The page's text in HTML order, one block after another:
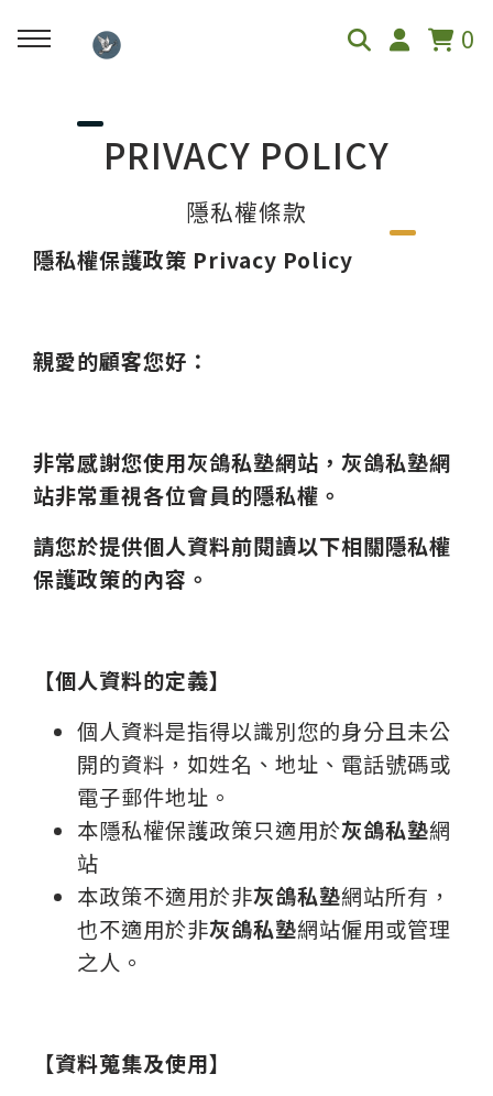
0
📓心理測驗
榮格12原型人格測驗
PRIVACY POLICY
隱私權條款
隱私權保護政策 Privacy Policy
親愛的顧客您好：
非常感謝您使用灰鴿私塾網站， 灰鴿私塾網
站非常重視各位會員的隱私權。
請您於提供個人資料前閱讀以下相關隱私權
保護政策的內容。
【個人資料的定義】
個人資料是指得以識別您的身分且未公
開的資料，如姓名、地址、電話號碼或
電子郵件地址。
本隱私權保護政策只適用於灰鴿私塾網
站
本政策不適用於非灰鴿私塾網站所有，
也不適用於非灰鴿私塾網站僱用或管理
之人。
【資料蒐集及使用】